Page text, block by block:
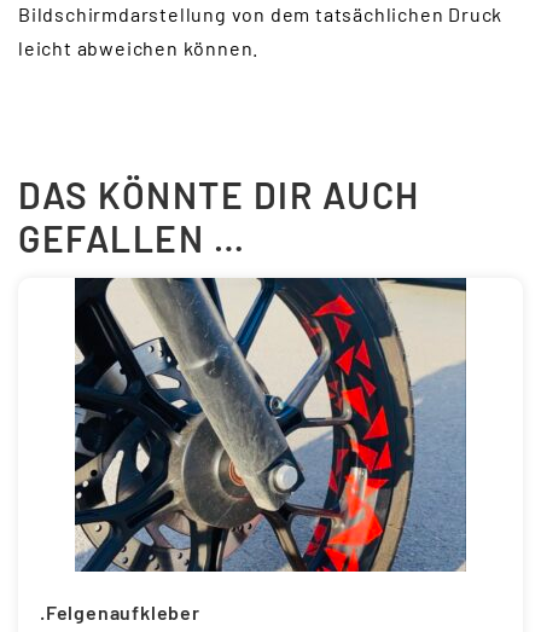
Bildschirmdarstellung von dem tatsächlichen Druck
leicht abweichen können.
DAS KÖNNTE DIR AUCH
GEFALLEN …
.Felgenaufkleber